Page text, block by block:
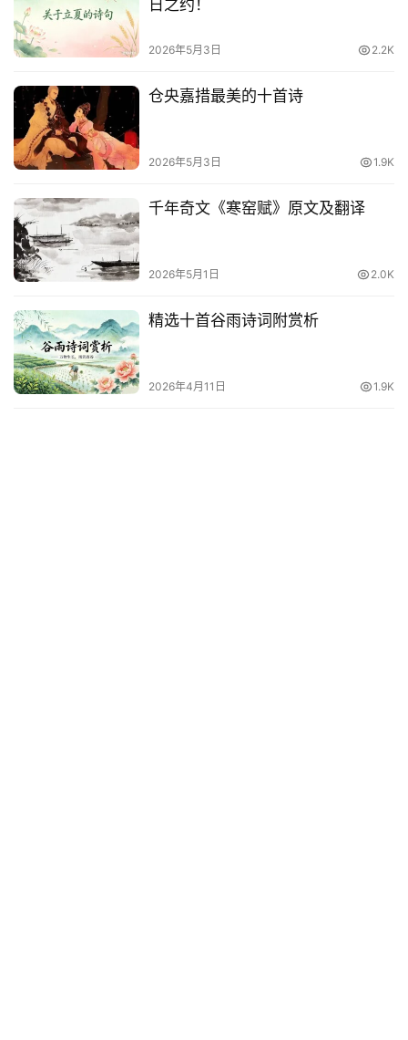
日之约！
2026年5月3日 2.2K
仓央嘉措最美的十首诗
2026年5月3日 1.9K
千年奇文《寒窑赋》原文及翻译
2026年5月1日 2.0K
精选十首谷雨诗词附赏析
2026年4月11日 1.9K